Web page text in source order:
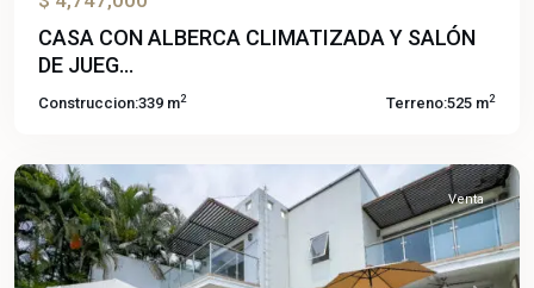
CASA CON ALBERCA CLIMATIZADA Y SALÓN
DE JUEG...
Construccion:339 m2 Terreno:525 m2
Bugambilias,
Venta